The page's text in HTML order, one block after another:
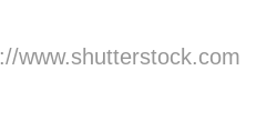
www.shutterstock.com